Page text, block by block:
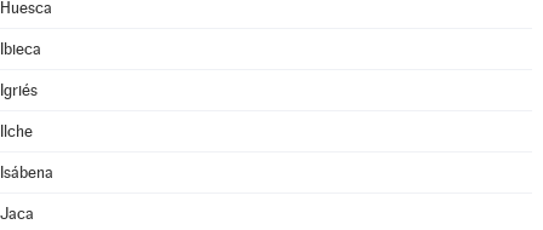
Huesca
Ibieca
Igriés
Ilche
Isábena
Jaca